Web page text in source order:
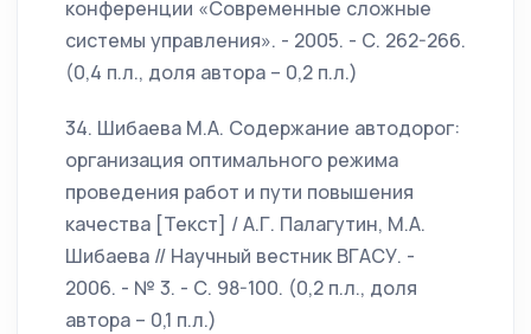
конференции «Современные сложные
системы управления». - 2005. - С. 262-266.
(0,4 п.л., доля автора – 0,2 п.л.)
34. Шибаева М.А. Содержание автодорог:
организация оптимального режима
проведения работ и пути повышения
качества [Текст] / А.Г. Палагутин, М.А.
Шибаева // Научный вестник ВГАСУ. -
2006. - № 3. - С. 98-100. (0,2 п.л., доля
автора – 0,1 п.л.)